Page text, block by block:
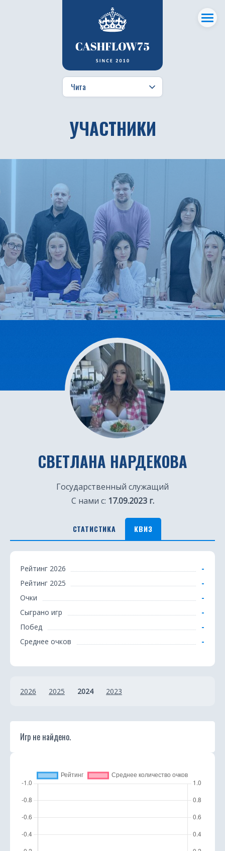
УЧАСТНИКИ
СВЕТЛАНА НАРДЕКОВА
Государственный служащий
С нами с: 17.09.2023 г.
СТАТИСТИКА КВИЗ
К
Рейтинг 2026 -
Рейтинг 2025 -
Очки -
Сыграно игр -
Побед -
Среднее очков -
2026 2025 2024 2023
Игр не найдено.